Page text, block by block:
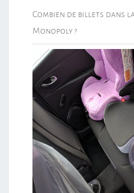
Combien de billets dans
Monopoly ?